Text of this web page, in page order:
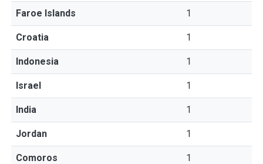
Faroe Islands 1
Croatia 1
Indonesia 1
Israel 1
India 1
Jordan 1
Comoros 1